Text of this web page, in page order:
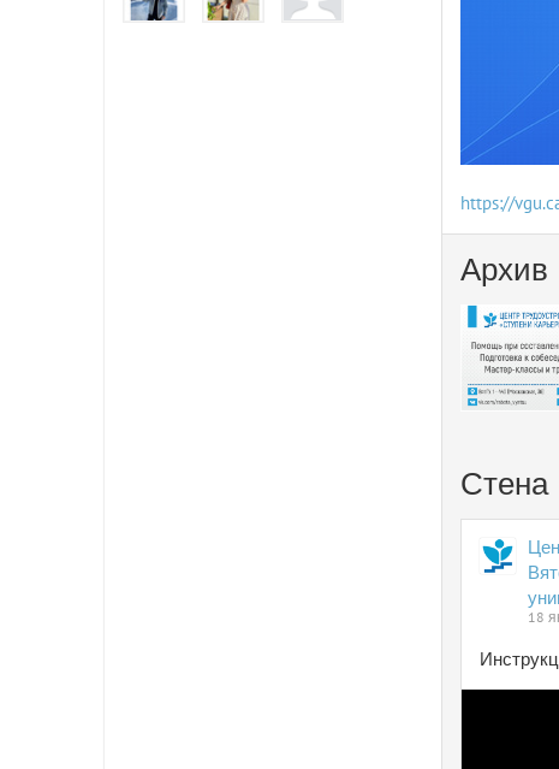
https://
Архив
Стена
18